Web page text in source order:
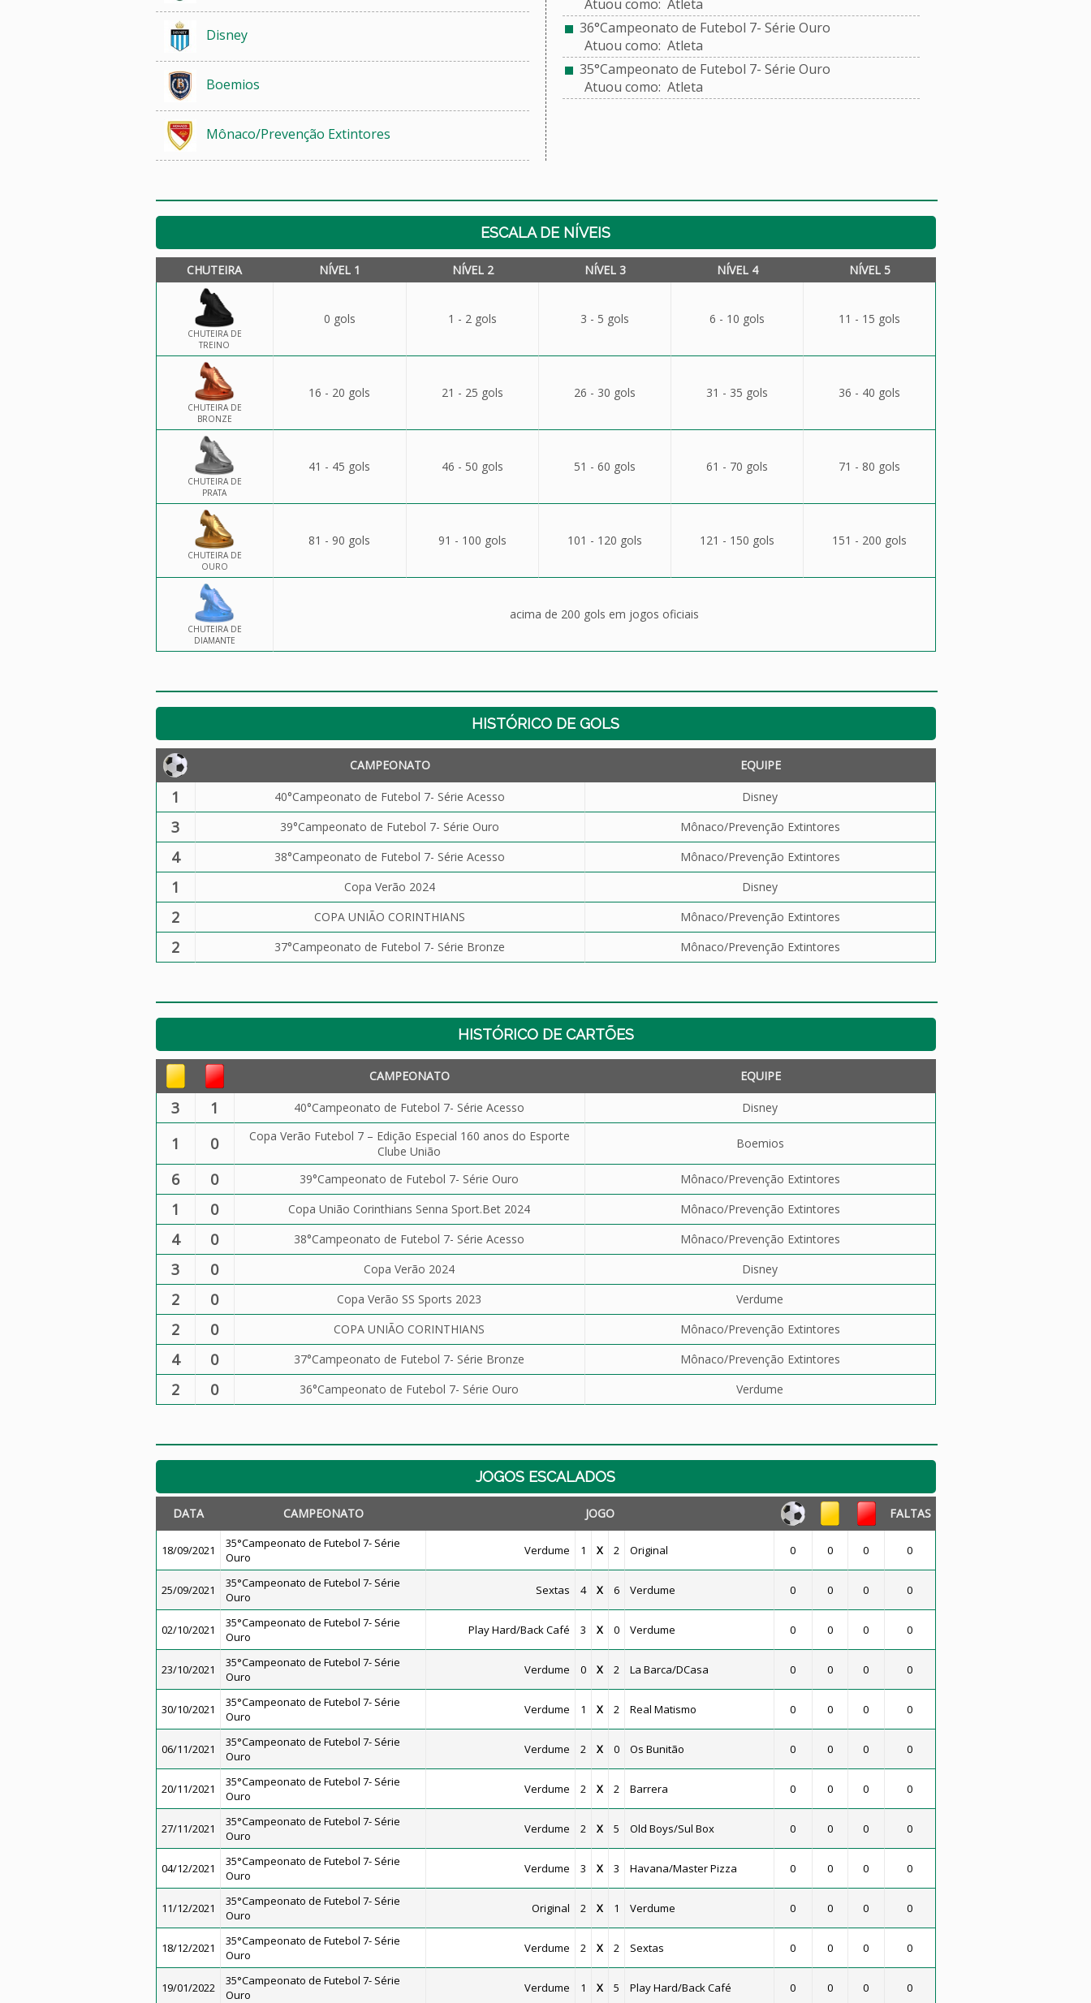
Disney
Boemios
Mônaco/Prevenção Extintores
Atuou como: Atleta
36°Campeonato de Futebol 7- Série Ouro
Atuou como: Atleta
35°Campeonato de Futebol 7- Série Ouro
Atuou como: Atleta
ESCALA DE NÍVEIS
CHUTEIRA NÍVEL 1 NÍVEL 2 NÍVEL 3 NÍVEL 4 NÍVEL 5
CHUTEIRA DE
TREINO
0 gols 1 - 2 gols 3 - 5 gols 6 - 10 gols 11 - 15 gols
CHUTEIRA DE
BRONZE
16 - 20 gols 21 - 25 gols 26 - 30 gols 31 - 35 gols 36 - 40 gols
CHUTEIRA DE
PRATA
41 - 45 gols 46 - 50 gols 51 - 60 gols 61 - 70 gols 71 - 80 gols
CHUTEIRA DE
OURO
81 - 90 gols 91 - 100 gols 101 - 120 gols 121 - 150 gols 151 - 200 gols
CHUTEIRA DE
DIAMANTE
acima de 200 gols em jogos oficiais
HISTÓRICO DE GOLS
CAMPEONATO EQUIPE
1 40°Campeonato de Futebol 7- Série Acesso Disney
3 39°Campeonato de Futebol 7- Série Ouro Mônaco/Prevenção Extintores
4 38°Campeonato de Futebol 7- Série Acesso Mônaco/Prevenção Extintores
1 Copa Verão 2024 Disney
2 COPA UNIÃO CORINTHIANS Mônaco/Prevenção Extintores
2 37°Campeonato de Futebol 7- Série Bronze Mônaco/Prevenção Extintores
HISTÓRICO DE CARTÕES
CAMPEONATO EQUIPE
3 1 40°Campeonato de Futebol 7- Série Acesso Disney
1 0
Copa Verão Futebol 7 – Edição Especial 160 anos do Esporte
Clube União
Boemios
6 0 39°Campeonato de Futebol 7- Série Ouro Mônaco/Prevenção Extintores
1 0 Copa União Corinthians Senna Sport.Bet 2024 Mônaco/Prevenção Extintores
4 0 38°Campeonato de Futebol 7- Série Acesso Mônaco/Prevenção Extintores
3 0 Copa Verão 2024 Disney
2 0 Copa Verão SS Sports 2023 Verdume
2 0 COPA UNIÃO CORINTHIANS Mônaco/Prevenção Extintores
4 0 37°Campeonato de Futebol 7- Série Bronze Mônaco/Prevenção Extintores
2 0 36°Campeonato de Futebol 7- Série Ouro Verdume
JOGOS ESCALADOS
DATA CAMPEONATO JOGO FALTAS
18/09/2021
35°Campeonato de Futebol 7- Série
Ouro
Verdume 1 X 2 Original 0 0 0 0
25/09/2021
35°Campeonato de Futebol 7- Série
Ouro
Sextas 4 X 6 Verdume 0 0 0 0
02/10/2021
35°Campeonato de Futebol 7- Série
Ouro
Play Hard/Back Café 3 X 0 Verdume 0 0 0 0
23/10/2021
35°Campeonato de Futebol 7- Série
Ouro
Verdume 0 X 2 La Barca/DCasa 0 0 0 0
30/10/2021
35°Campeonato de Futebol 7- Série
Ouro
Verdume 1 X 2 Real Matismo 0 0 0 0
06/11/2021
35°Campeonato de Futebol 7- Série
Ouro
Verdume 2 X 0 Os Bunitão 0 0 0 0
20/11/2021
35°Campeonato de Futebol 7- Série
Ouro
Verdume 2 X 2 Barrera 0 0 0 0
27/11/2021
35°Campeonato de Futebol 7- Série
Ouro
Verdume 2 X 5 Old Boys/Sul Box 0 0 0 0
04/12/2021
35°Campeonato de Futebol 7- Série
Ouro
Verdume 3 X 3 Havana/Master Pizza 0 0 0 0
11/12/2021
35°Campeonato de Futebol 7- Série
Ouro
Original 2 X 1 Verdume 0 0 0 0
18/12/2021
35°Campeonato de Futebol 7- Série
Ouro
Verdume 2 X 2 Sextas 0 0 0 0
19/01/2022
35°Campeonato de Futebol 7- Série
Ouro
Verdume 1 X 5 Play Hard/Back Café 0 0 0 0